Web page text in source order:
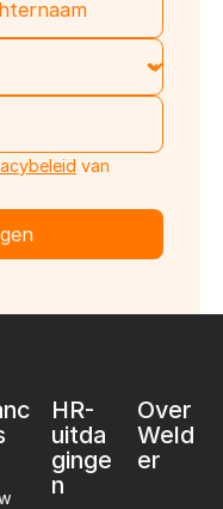
van
HR-
uitda
ginge
n
Over
Weld
er